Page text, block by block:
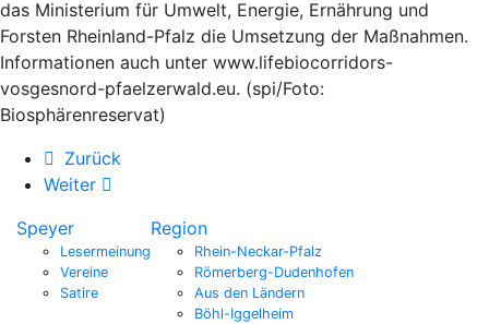
das Ministerium für Umwelt, Energie, Ernährung und
Forsten Rheinland-Pfalz die Umsetzung der Maßnahmen.
Informationen auch unter www.lifebiocorridors-
vosgesnord-pfaelzerwald.eu. (spi/Foto:
Biosphärenreservat)
Zurück
Weiter
Speyer
Lesermeinung
Vereine
Satire
Region
Rhein-Neckar-Pfalz
Römerberg-Dudenhofen
Aus den Ländern
Böhl-Iggelheim